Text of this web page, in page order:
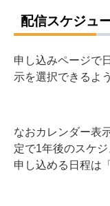
配信スケジュ
申し込みページで
示を選択できるよ
なおカレンダー表
定で1年後のスケ
申し込める日程は